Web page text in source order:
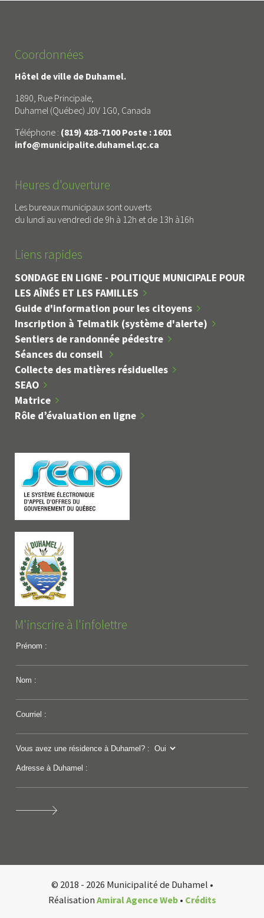
Coordonnées
Hôtel de ville de Duhamel.
1890, Rue Principale,
Duhamel (Québec) J0V 1G0, Canada
Téléphone : (819) 428-7100 Poste : 1601
info@municipalite.duhamel.qc.ca
Heures d'ouverture
Les bureaux municipaux sont ouverts
du lundi au vendredi de 9h à 12h et de 13h à16h
Liens rapides
SONDAGE EN LIGNE - POLITIQUE MUNICIPALE POUR
LES AÎNÉS ET LES FAMILLES
Guide d'information pour les citoyens
Inscription à Telmatik (système d'alerte)
Sentiers de randonnée pédestre
Séances du conseil
Collecte des matières résiduelles
SEAO
Matrice
Rôle d’évaluation en ligne
M'inscrire à l'infolettre
Prénom :
Nom :
Courriel :
Vous avez une résidence à Duhamel? :
Adresse à Duhamel :
© 2018 - 2026 Municipalité de Duhamel •
Réalisation Amiral Agence Web• Crédits